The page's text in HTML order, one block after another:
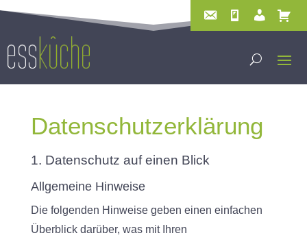
Datenschutz­erklärung
1. Datenschutz auf einen Blick
Allgemeine Hinweise
Die folgenden Hinweise geben einen einfachen
Überblick darüber, was mit Ihren